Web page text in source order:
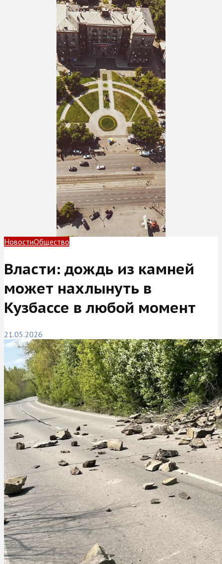
НовостиОбщество
Власти: дождь из камней
может нахлынуть в
Кузбассе в любой момент
21.05.2026